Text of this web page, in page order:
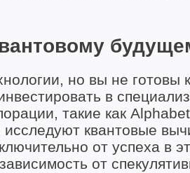
но вы не готовы
в
такие как
квантовые
от успеха в
от